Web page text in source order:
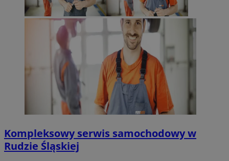
Kompleksowy serwis samochodowy w
Rudzie Śląskiej